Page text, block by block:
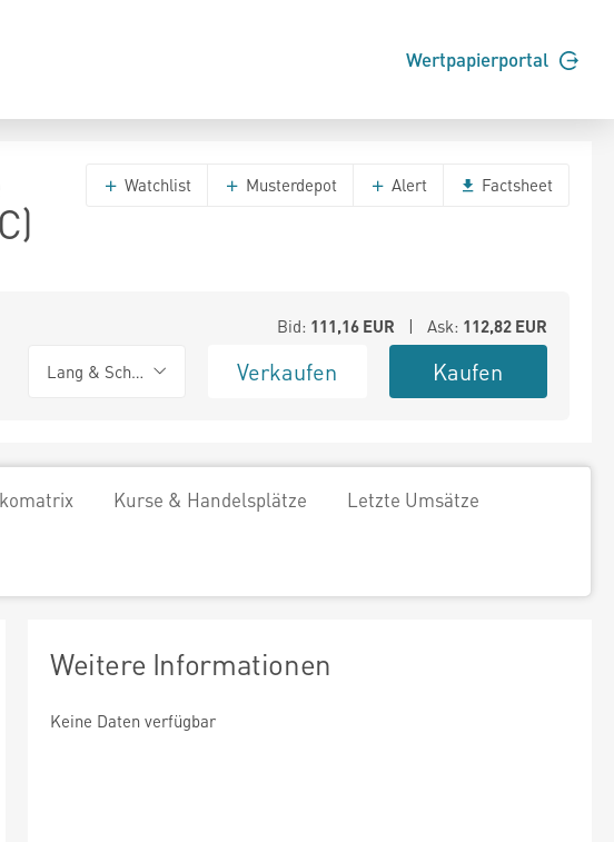
Wertpapierportal
Watchlist Musterdepot Alert Factsheet
Bid: 111,16EUR | Ask: 112,82EUR
Lang & Schwarz Verkaufen Kaufen
Kurse & Handelsplätze Letzte Umsätze
Weitere Informationen
Keine Daten verfügbar